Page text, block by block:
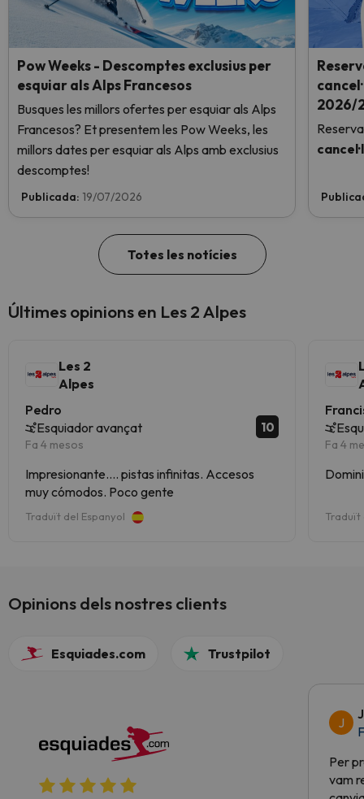
Pow Weeks - Descomptes exclusius per
esquiar als Alps Francesos
Busques les millors ofertes per esquiar als Alps
Francesos? Et presentem les Pow Weeks, les
millors dates per esquiar als Alps amb exclusius
descomptes!
Publicada: 19/07/2026
2026/
Totes les notícies
Últimes opinions en Les 2 Alpes
Les 2
Alpes
Pedro
Esquiador avançat
Fa 4 mesos
10
Impresionante.... pistas infinitas. Accesos
muy cómodos. Poco gente
Traduït del Espanyol
Fa 4
Traduït
Opinions dels nostres clients
Esquiades.com Trustpilot
J
Per
vam